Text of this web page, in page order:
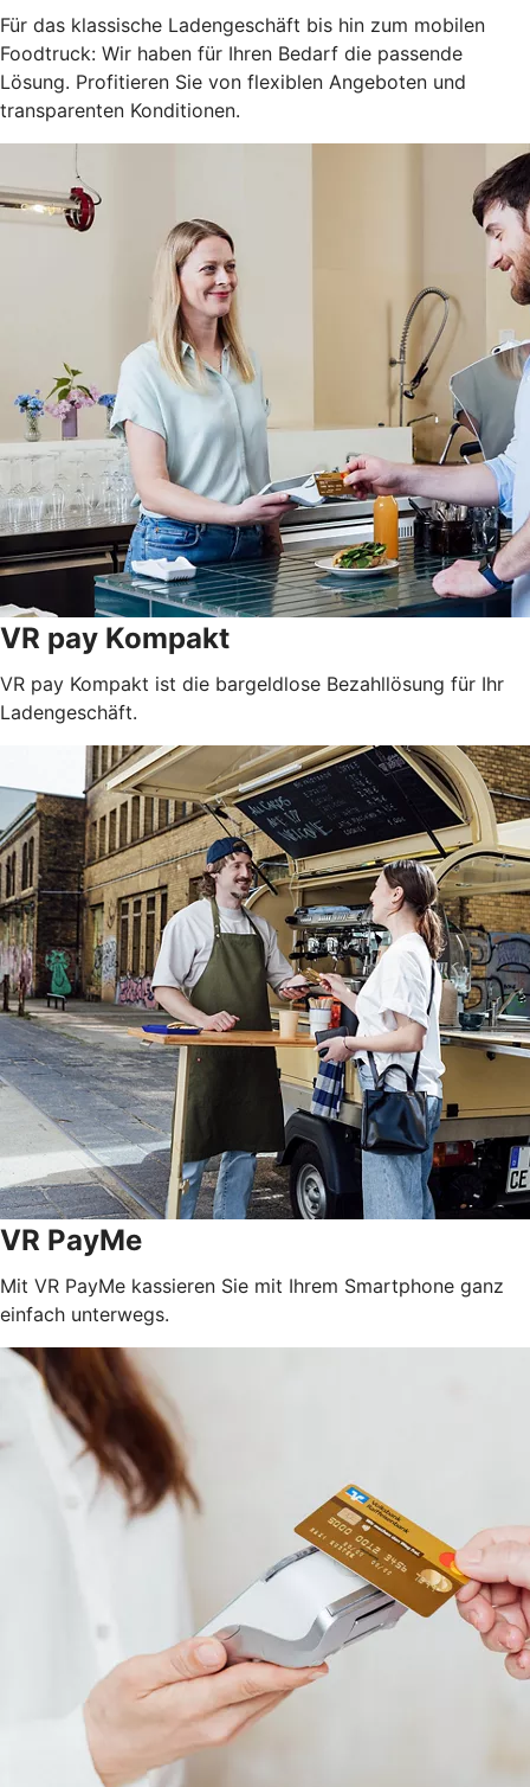
Für das klassische Ladengeschäft bis hin zum mobilen
Foodtruck: Wir haben für Ihren Bedarf die passende
Lösung. Profitieren Sie von flexiblen Angeboten und
transparenten Konditionen.
VR pay Kompakt
VR pay Kompakt ist die bargeldlose Bezahllösung für Ihr
Ladengeschäft.
VR PayMe
Mit VR PayMe kassieren Sie mit Ihrem Smartphone ganz
einfach unterwegs.